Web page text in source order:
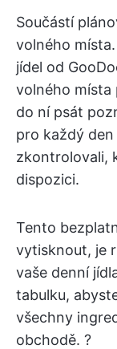
Součástí
volného
jídel od
volného místa
do ní psát
pro každý
zkontrolovali,
dispozici.
Tento
vytisknout, je
vaše denní
tabulku,
všechny
obchodě. ?